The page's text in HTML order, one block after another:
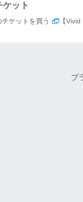
ット
ケットを買う 【
プ